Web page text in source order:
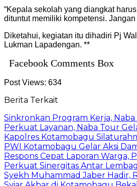
“Kepala sekolah yang diangkat
dituntut memiliki kompetensi. Jangan
Diketahui, kegiatan itu dihadiri Pj
Lukman Lapadengan. **
Facebook Comments Box
Post Views: 634
Berita Terkait
Sinkronkan Program Kerja,
Perkuat Layanan, Naba Tour
Kapolres Kotamobagu
PWI Kotamobagu Gelar Aksi
Respons Cepat Laporan
Perkuat Sinergitas Antar
Syekh Muhammad Jaber Hadir,